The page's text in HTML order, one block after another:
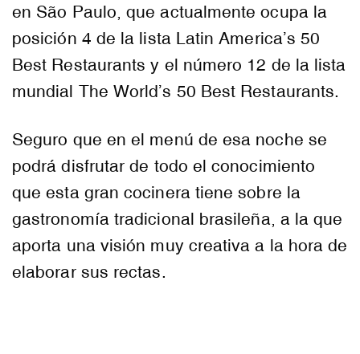
en São Paulo, que actualmente ocupa la
posición 4 de la lista Latin America’s 50
Best Restaurants y el número 12 de la lista
mundial The World’s 50 Best Restaurants.
Seguro que en el menú de esa noche se
podrá disfrutar de todo el conocimiento
que esta gran cocinera tiene sobre la
gastronomía tradicional brasileña, a la que
aporta una visión muy creativa a la hora de
elaborar sus rectas.